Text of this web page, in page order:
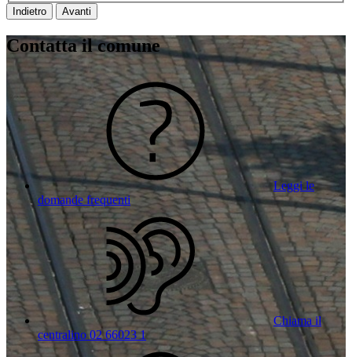
Indietro Avanti
Contatta il comune
Leggi le
domande frequenti
Chiama il
centralino 02 66023 1